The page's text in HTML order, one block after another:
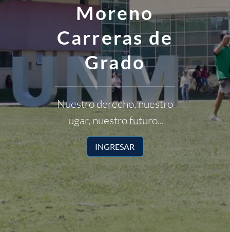
Moreno
Carreras de
Grado
Nuestro derecho, nuestro
lugar, nuestro futuro...
INGRESAR